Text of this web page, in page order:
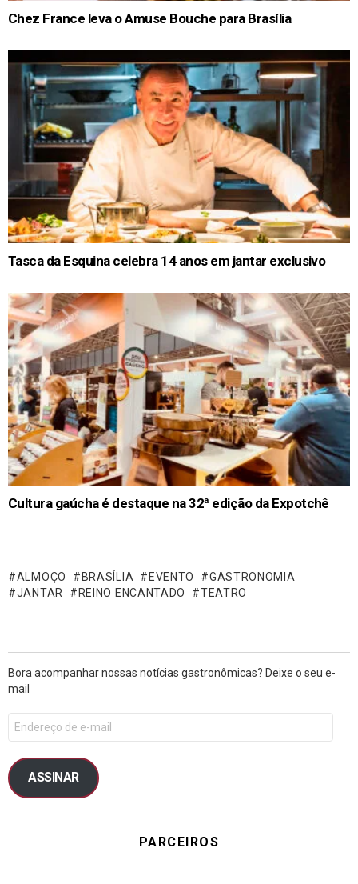
Chez France leva o Amuse Bouche para Brasília
Tasca da Esquina celebra 14 anos em jantar exclusivo
Cultura gaúcha é destaque na 32ª edição da Expotchê
ALMOÇO BRASÍLIA EVENTO
GASTRONOMIA
JANTAR
REINO ENCANTADO TEATRO
Bora acompanhar nossas notícias gastronômicas? Deixe o seu e-
mail
ASSINAR
PARCEIROS